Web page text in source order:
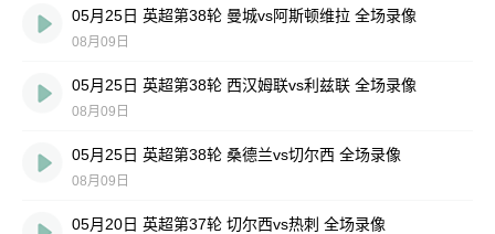
05月25日 英超第38轮 曼城vs阿斯顿维拉 全场录像
08月09日
05月25日 英超第38轮 西汉姆联vs利兹联 全场录像
08月09日
05月25日 英超第38轮 桑德兰vs切尔西 全场录像
08月09日
05月20日 英超第37轮 切尔西vs热刺 全场录像